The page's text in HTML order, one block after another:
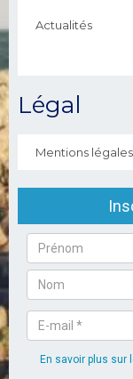
Actualités
Légal
Mentions légales